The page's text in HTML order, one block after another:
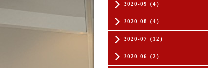
2020-09（4）
2020-08（4）
2020-07（12）
2020-06（2）